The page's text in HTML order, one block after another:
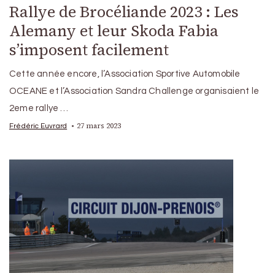
Rallye de Brocéliande 2023 : Les
Alemany et leur Skoda Fabia
s’imposent facilement
Cette année encore, l’Association Sportive Automobile
OCEANE et l’Association Sandra Challenge organisaient le
2eme rallye …
Frédéric Euvrard 27 mars 2023